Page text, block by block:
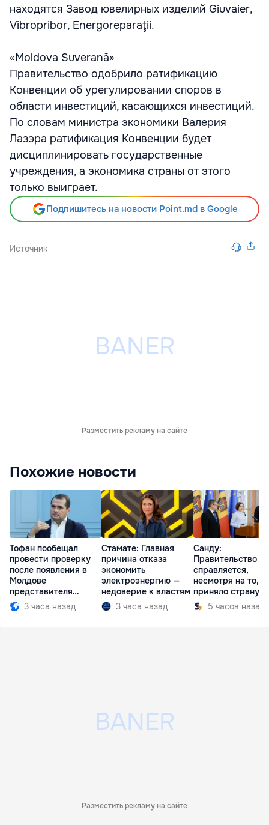
находятся Завод ювелирных изделий Giuvaier,
Vibropribor, Energoreparaţii.
«Moldova Suverană»
Правительство одобрило ратификацию
Конвенции об урегулировании споров в
области инвестиций, касающихся инвестиций.
По словам министра экономики Валерия
Лазэра ратификация Конвенции будет
дисциплинировать государственные
учреждения, а экономика страны от этого
только выиграет.
Подпишитесь на новости Point.md в Google
Источник
Разместить рекламу на сайте
Похожие новости
Тофан пообещал
провести проверку
после появления в
Молдове
представителя
Южной Осетии
3 часа назад
Стамате: Главная
причина отказа
экономить
электроэнергию —
недоверие к властям
3 часа назад
Санду:
Правительство
справляется,
несмотря на то,
приняло страну в
разгар кризиса
5 часов назад
Разместить рекламу на сайте